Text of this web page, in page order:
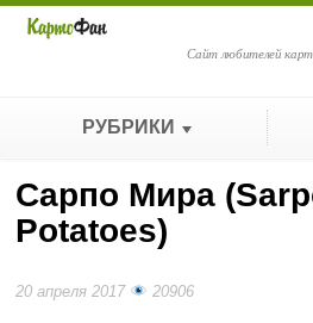
Сайт любителей
РУБРИКИ
Сарпо Мира
Potatoes)
20 апреля 2017 20906